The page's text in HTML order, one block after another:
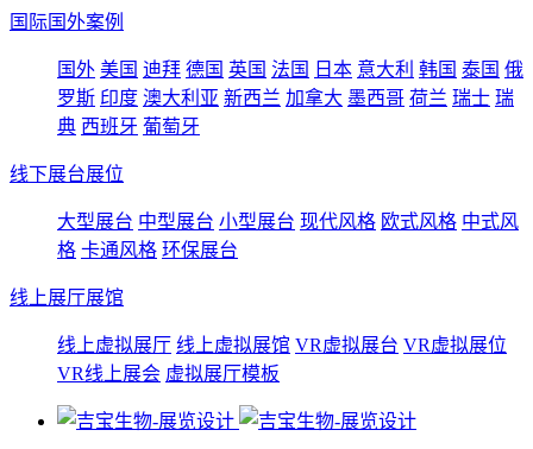
国际国外案例
国外 美国 迪拜 德国 英国 法国 日本 意大利 韩国 泰国 俄
罗斯 印度 澳大利亚 新西兰 加拿大 墨西哥 荷兰 瑞士 瑞
典 西班牙 葡萄牙
线下展台展位
大型展台 中型展台 小型展台 现代风格 欧式风格 中式风
格 卡通风格 环保展台
线上展厅展馆
线上虚拟展厅 线上虚拟展馆 VR虚拟展台 VR虚拟展位
VR线上展会 虚拟展厅模板